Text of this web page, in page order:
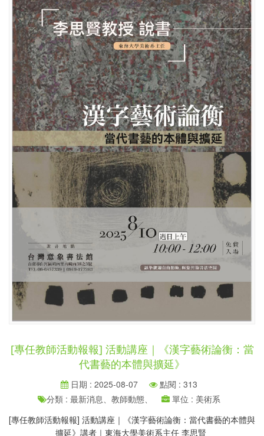
[專任教師活動報報] 活動講座｜《漢字藝術論衡：當
代書藝的本體與擴延》
日期 : 2025-08-07
點閱 : 313
分類 : 最新消息、教師動態、
單位 : 美術系
[專任教師活動報報] 活動講座｜《漢字藝術論衡：當代書藝的本體與
擴延》講者｜東海大學美術系主任 李思賢